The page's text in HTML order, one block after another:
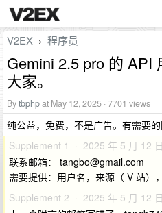
V2EX › 程序员
Gemini 2.5 pro 的 API
大家。
Bytbphpat May 12, 2025 · 7701 views
纯公益，免费，不是广告。有需要
Supplement 1 · 2025 年 5 月 12 日
联系邮箱： tangbo@gmail.com
需要提供：用户名，来源（ V 站）
Supplement 2 · 2025 年 5 月 12 日